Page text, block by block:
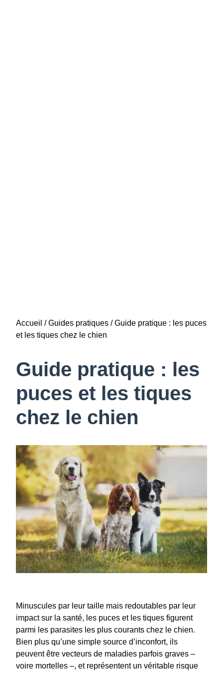
content
Accueil /Guides pratiques /Guide pratique : les puces
et les tiques chez le chien
Guide pratique : les
puces et les tiques
chez le chien
Minuscules par leur taille mais redoutables par leur
impact sur la santé, les puces et les tiques figurent
parmi les parasites les plus courants chez le chien.
Bien plus qu’une simple source d’inconfort, ils
peuvent être vecteurs de maladies parfois graves –
voire mortelles –, et représentent un véritable risque